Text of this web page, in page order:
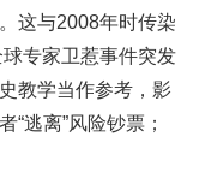
这与2008年时传染
专家卫惹事件突发
教学当作参考，影
逃离”风险钞票；